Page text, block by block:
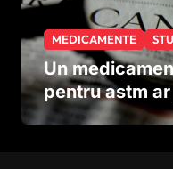
MEDICAMENTE
Un
pentru astm
în lupta